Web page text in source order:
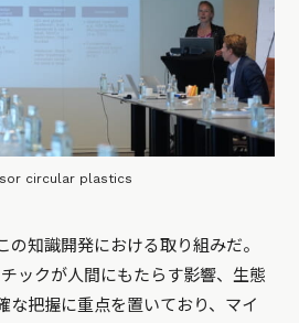
circular plastics
知識開発における取り組みだ。
ックが人間にもたらす影響、生態
な把握に重点を置いており、マイ